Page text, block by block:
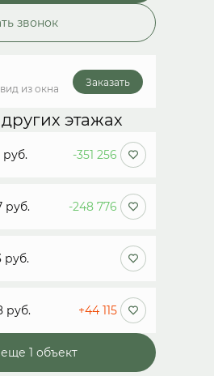
звонок
из окна
Заказать
этажах
руб. -351 256
руб. -248 776
руб.
руб. +44 115
1 объект